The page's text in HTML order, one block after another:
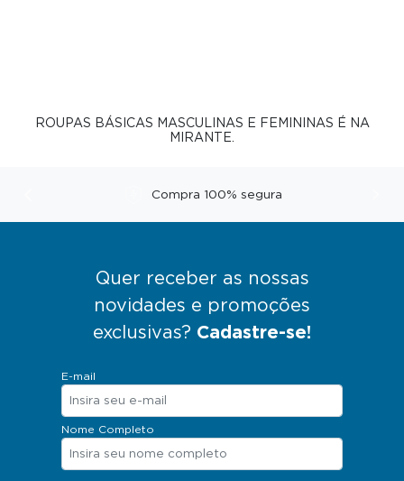
ROUPAS BÁSICAS MASCULINAS E FEMININAS É NA
MIRANTE.
Compra 100% segura
Quer receber as nossas
novidades e promoções
exclusivas? Cadastre-se!
E-mail
Nome Completo